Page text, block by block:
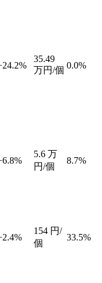
35.49
万円/個 0.0%
5.6 万
円/個
8.7%
154 円/
個
33.5%